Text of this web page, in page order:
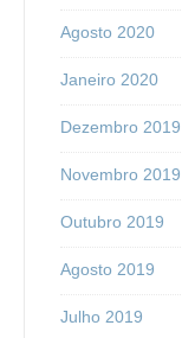
Agosto 2020
Janeiro 2020
Dezembro 2019
Novembro 2019
Outubro 2019
Agosto 2019
Julho 2019